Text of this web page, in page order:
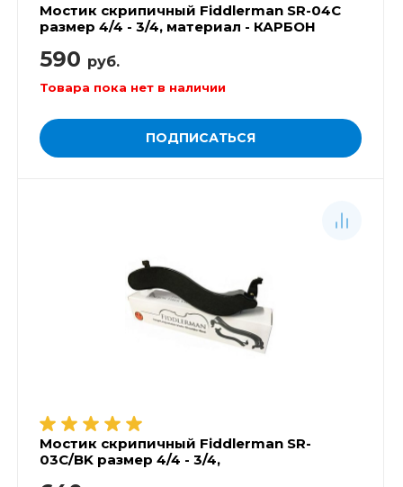
Мостик скрипичный Fiddlerman SR-04C
размер 4/4 - 3/4, материал - КАРБОН
590 руб.
Товара пока нет в наличии
ПОДПИСАТЬСЯ
Мостик скрипичный Fiddlerman SR-
03C/BK размер 4/4 - 3/4,